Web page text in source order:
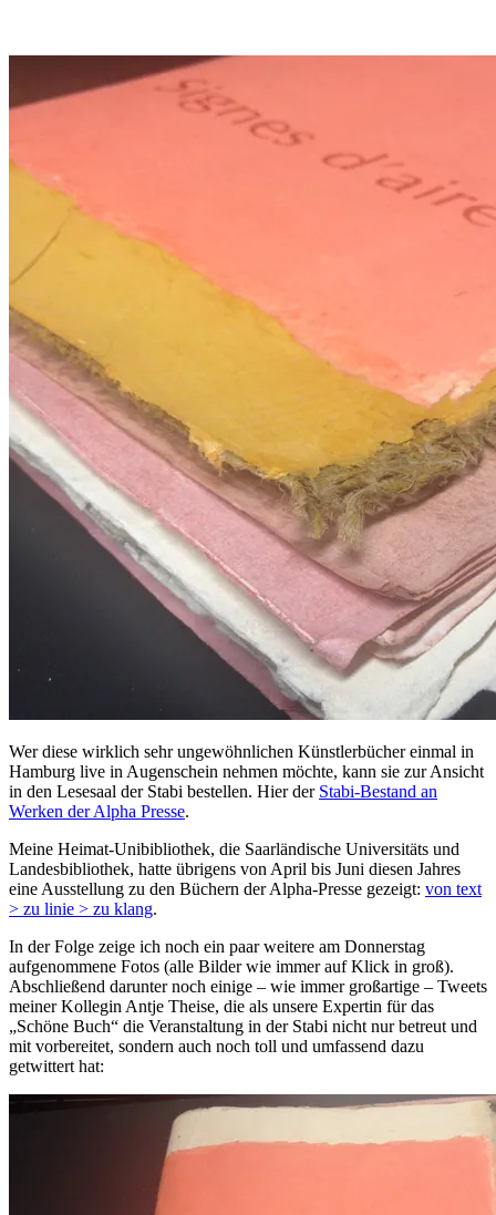
Wer diese wirklich sehr ungewöhnlichen Künstlerbücher einmal in
Hamburg live in Augenschein nehmen möchte, kann sie zur Ansicht
in den Lesesaal der Stabi bestellen. Hier der Stabi-Bestand an
Werken der Alpha Presse.
Meine Heimat-Unibibliothek, die Saarländische Universitäts und
Landesbibliothek, hatte übrigens von April bis Juni diesen Jahres
eine Ausstellung zu den Büchern der Alpha-Presse gezeigt: von text
> zu linie > zu klang.
In der Folge zeige ich noch ein paar weitere am Donnerstag
aufgenommene Fotos (alle Bilder wie immer auf Klick in groß).
Abschließend darunter noch einige – wie immer großartige – Tweets
meiner Kollegin Antje Theise, die als unsere Expertin für das
„Schöne Buch“ die Veranstaltung in der Stabi nicht nur betreut und
mit vorbereitet, sondern auch noch toll und umfassend dazu
getwittert hat: